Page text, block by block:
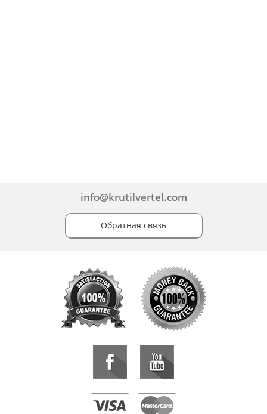
info@krutilvertel.com
Обратная связь